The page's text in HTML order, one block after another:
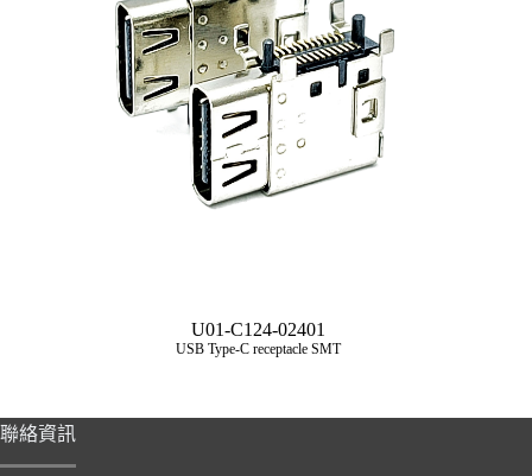
U01-C124-02401
USB Type‑C receptacle SMT
聯絡資訊